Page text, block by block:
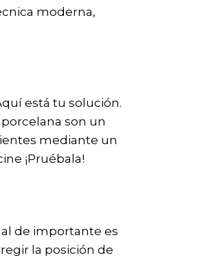
moderna,
está tu solución.
son un
mediante un
¡Pruébala!
de importante es
la posición de